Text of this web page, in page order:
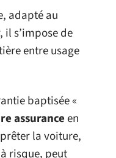
adapté au
s’impose de
entre usage
baptisée «
assuranceen
la voiture,
risque, peut